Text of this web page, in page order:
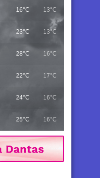
16°C 13°C
23°C 13°C
28°C 16°C
22°C 17°C
24°C 16°C
25°C 16°C